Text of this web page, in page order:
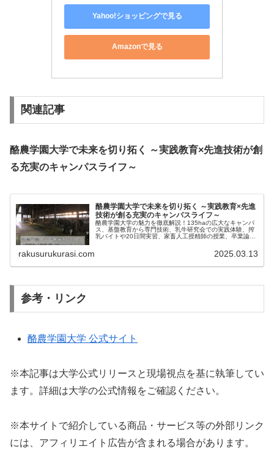
Yahoo!ショッピングで見る
Amazonで見る
関連記事
酪農学園大学で未来を切り拓く ～実践教育×先進技術が創
る充実のキャンパスライフ～
酪農学園大学で未来を切り拓く ～実践教育×先進
技術が創る充実のキャンパスライフ～
酪農学園大学の魅力を徹底解説！135haの広大なキャンパ
ス、基盤教育から専門技術、乳牛研究会での実践体験、搾
乳バイトや20日間実習、家畜人工授精師の授業、卒業論文
rakusurukurasi.com 2025.03.13
参考・リンク
酪農学園大学 公式サイト
※本記事は大学公式リリースと現場視点を基に執筆してい
ます。詳細は大学の公式情報をご確認ください。
※本サイトで紹介している商品・サービス等の外部リンク
には、アフィリエイト広告が含まれる場合があります。